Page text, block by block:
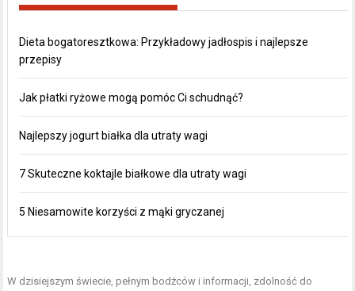
Dieta bogatoresztkowa: Przykładowy jadłospis i najlepsze
przepisy
Jak płatki ryżowe mogą pomóc Ci schudnąć?
Najlepszy jogurt białka dla utraty wagi
7 Skuteczne koktajle białkowe dla utraty wagi
5 Niesamowite korzyści z mąki gryczanej
W dzisiejszym świecie, pełnym bodźców i informacji, zdolność do